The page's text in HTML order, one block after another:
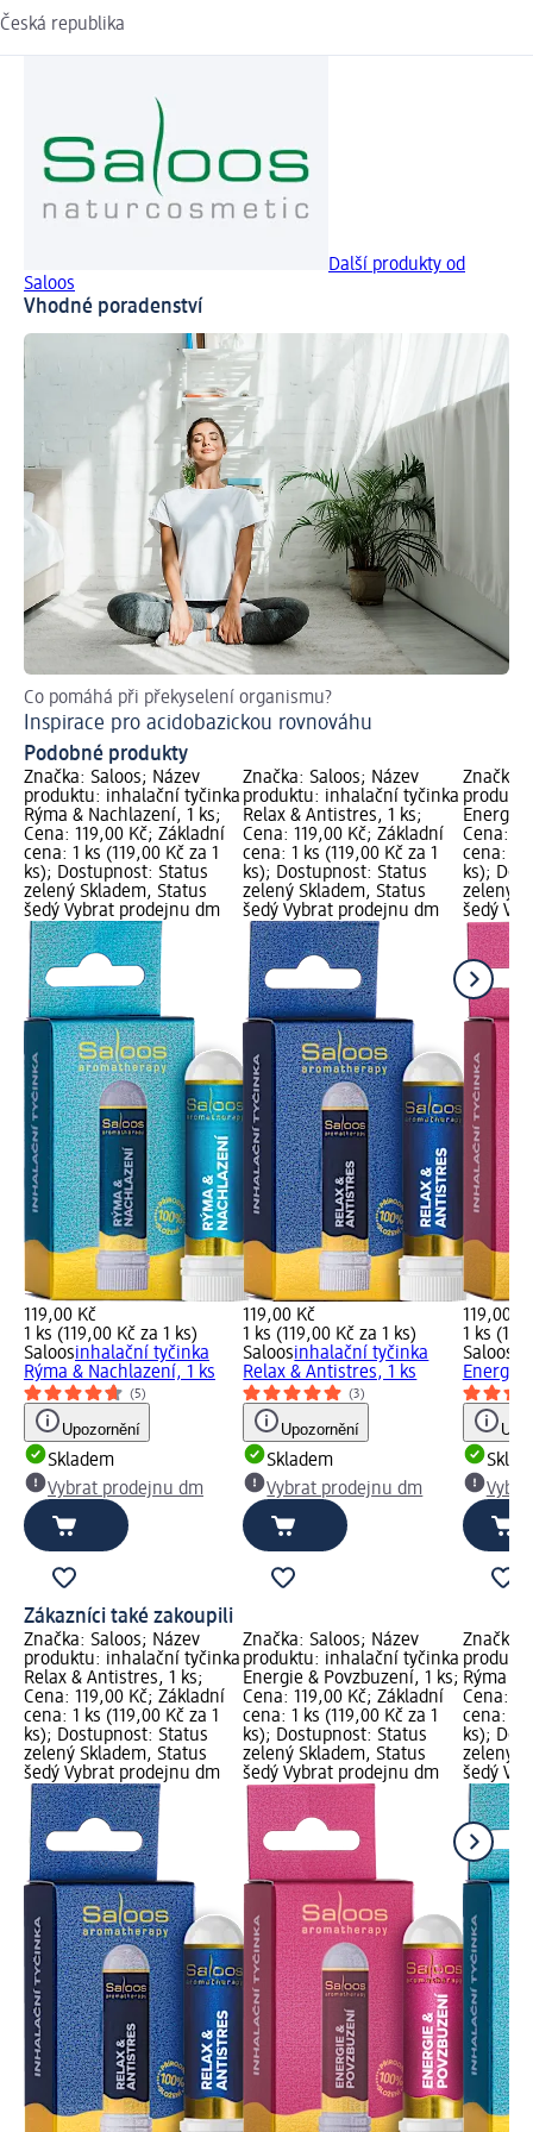
Česká republika
Další produkty od
Saloos
Vhodné poradenství
Co pomáhá při překyselení organismu?
Inspirace pro acidobazickou rovnováhu
Podobné produkty
Značka: Saloos; Název
produktu: inhalační tyčinka
Rýma & Nachlazení, 1 ks;
Cena: 119,00 Kč; Základní
cena: 1 ks (119,00 Kč za 1
ks); Dostupnost: Status
zelený Skladem, Status
šedý Vybrat prodejnu dm
119,00 Kč
1 ks (119,00 Kč za 1 ks)
Saloosinhalační tyčinka
Rýma & Nachlazení, 1 ks
(5)
Upozornění
Skladem
Vybrat prodejnu dm
Značka: Saloos; Název
produktu: inhalační tyčinka
Relax & Antistres, 1 ks;
Cena: 119,00 Kč; Základní
cena: 1 ks (119,00 Kč za 1
ks); Dostupnost: Status
zelený Skladem, Status
šedý Vybrat prodejnu dm
119,00 Kč
1 ks (119,00 Kč za 1 ks)
Saloosinhalační tyčinka
Relax & Antistres, 1 ks
(3)
Upozornění
Skladem
Vybrat prodejnu dm
Značka:
Energie
Cena:
cena: 1
ks);
zelený
šedý
119,00
1 ks
Saloos
Energie
Zákazníci také zakoupili
Značka: Saloos; Název
produktu: inhalační tyčinka
Relax & Antistres, 1 ks;
Cena: 119,00 Kč; Základní
cena: 1 ks (119,00 Kč za 1
ks); Dostupnost: Status
zelený Skladem, Status
šedý Vybrat prodejnu dm
Značka: Saloos; Název
produktu: inhalační tyčinka
Energie & Povzbuzení, 1 ks;
Cena: 119,00 Kč; Základní
cena: 1 ks (119,00 Kč za 1
ks); Dostupnost: Status
zelený Skladem, Status
šedý Vybrat prodejnu dm
Značka:
Rýma &
Cena:
cena: 1
ks);
zelený
šedý